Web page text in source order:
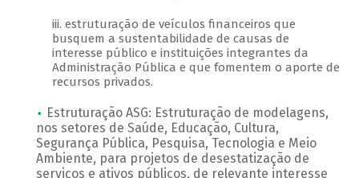
iii. estruturação de veículos financeiros que
busquem a sustentabilidade de causas de
interesse público e instituições integrantes da
Administração Pública e que fomentem o aporte de
recursos privados.
Estruturação ASG: Estruturação de modelagens,
nos setores de Saúde, Educação, Cultura,
Segurança Pública, Pesquisa, Tecnologia e Meio
Ambiente, para projetos de desestatização de
serviços e ativos públicos, de relevante interesse